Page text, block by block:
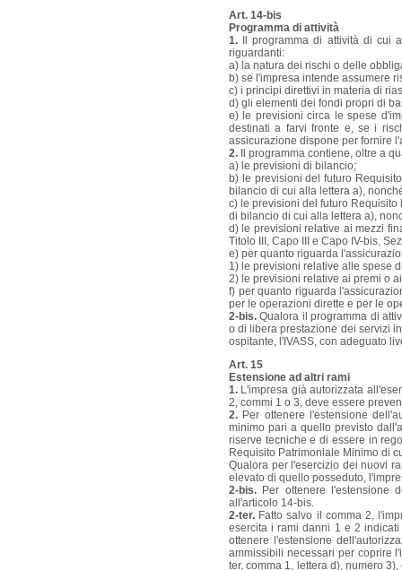
Art. 14-bis
Programma di attività
1. Il programma di attività di cui
riguardanti:
a) la natura dei rischi o delle
b) se l'impresa intende assumere
c) i principi direttivi in materia di
d) gli elementi dei fondi propri di
e) le previsioni circa le spese
destinati a farvi fronte e, se i
assicurazione dispone per fornire
2. Il programma contiene, oltre a
a) le previsioni di bilancio;
b) le previsioni del futuro
bilancio di cui alla lettera a),
c) le previsioni del futuro
di bilancio di cui alla lettera a),
d) le previsioni relative ai mezzi
Titolo III, Capo III e Capo IV-bis,
e) per quanto riguarda
1) le previsioni relative alle spese
2) le previsioni relative ai premi o
f) per quanto riguarda
per le operazioni dirette e per le
2-bis. Qualora il programma di
o di libera prestazione dei servizi
ospitante, l'IVASS, con adeguato
Art. 15
Estensione ad altri rami
1. L'impresa già autorizzata
2, commi 1 o 3, deve essere
2. Per ottenere l'estensione
minimo pari a quello previsto
riserve tecniche e di essere in
Requisito Patrimoniale Minimo di
Qualora per l'esercizio dei nuovi
elevato di quello posseduto,
2-bis. Per ottenere l'estensione
all'articolo 14-bis.
2-ter. Fatto salvo il comma 2,
esercita i rami danni 1 e 2
ottenere l'estensione
ammissibili necessari per coprire
ter, comma 1, lettera d), numero